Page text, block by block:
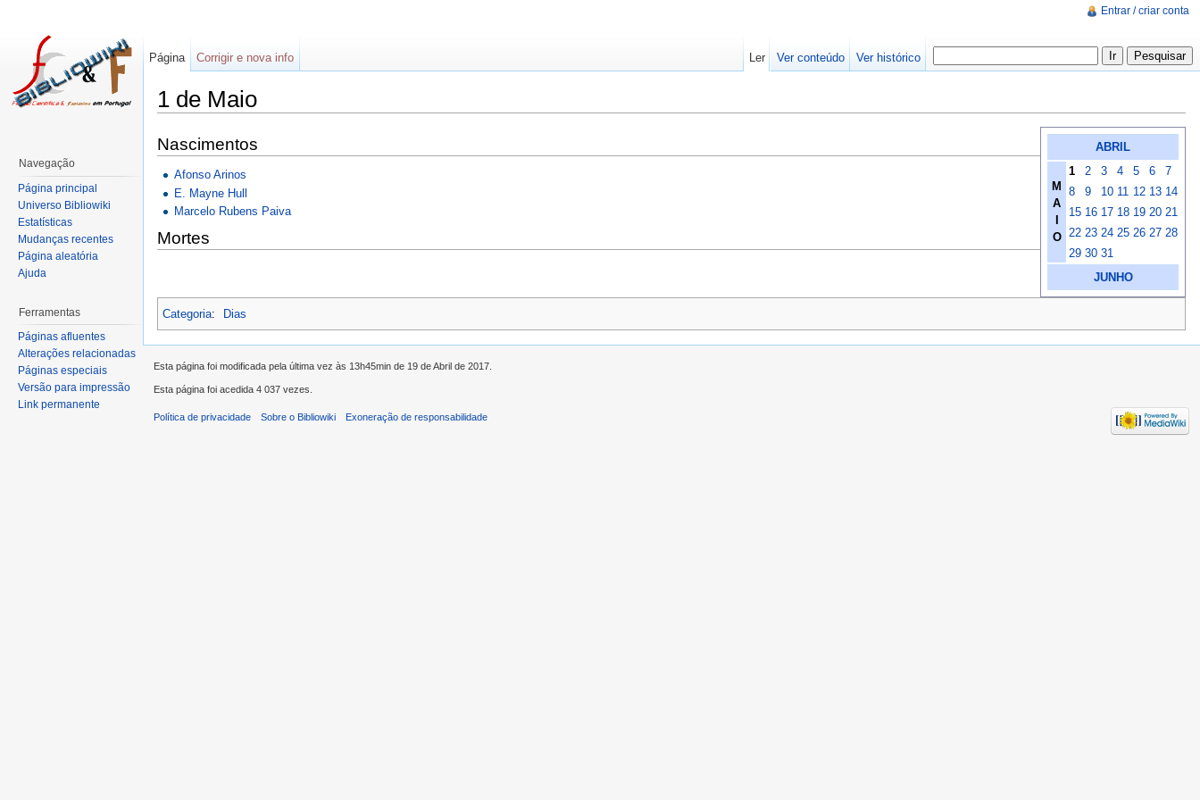
1 de Maio
ABRIL
M
A
O
1 2 3 4 5 6
7
8
9 10 11 12 13 14
15 16 17 18 19 20 21
22 23 24 25 26 27 28
29 30 31
JUNHO
Nascimentos
Afonso Arinos
E. Mayne Hull
Marcelo Rubens Paiva
Mortes
Categoria: Dias
Entrar / criar conta
Página Corrigir e nova info Ler Ver conteúdo Ver histórico
Navegação
Página principal
Universo Bibliowiki
Estatísticas
Mudanças recentes
Página aleatória
Ajuda
Ferramentas
Páginas afluentes
Alterações relacionadas
Páginas especiais
Versão para impressão
Link permanente
Esta página foi modificada pela última vez às 13h45min de 19 de Abril de 2017.
Esta página foi acedida 4 037 vezes.
Política de privacidade Sobre o Bibliowiki Exoneração de responsabilidade